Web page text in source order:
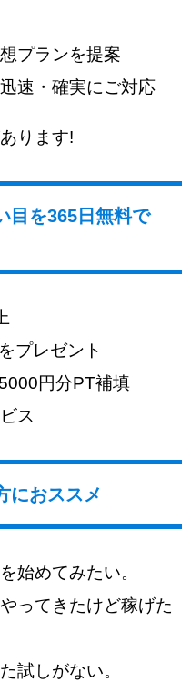
プランを提案
速・確実にご対応
ります!
を365日無料で
プレゼント
円分PT補填
ス
におススメ
始めてみたい。
ってきたけど稼げた
試しがない。